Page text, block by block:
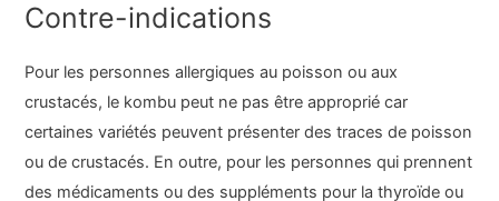
Contre-indications
Pour les personnes allergiques au poisson ou aux
crustacés, le kombu peut ne pas être approprié car
certaines variétés peuvent présenter des traces de poisson
ou de crustacés. En outre, pour les personnes qui prennent
des médicaments ou des suppléments pour la thyroïde ou